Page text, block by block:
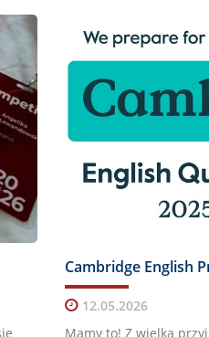
Cambridge English
12.05.2026
Mamy to! Z wielką